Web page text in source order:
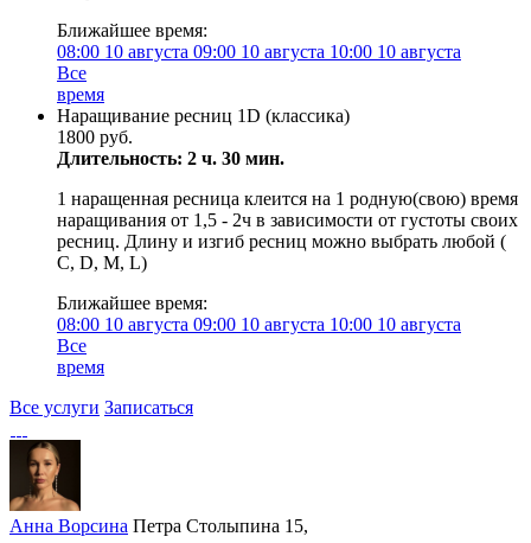
Ближайшее время:
08:00 10 августа 09:00 10 августа 10:00 10 августа
Все
время
Наращивание ресниц 1D (классика)
1800 руб.
Длительность: 2 ч. 30 мин.
1 наращенная ресница клеится на 1 родную(свою) время
наращивания от 1,5 - 2ч в зависимости от густоты своих
ресниц. Длину и изгиб ресниц можно выбрать любой (
C, D, M, L)
Ближайшее время:
08:00 10 августа 09:00 10 августа 10:00 10 августа
Все
время
Все услуги Записаться
Анна Ворсина Петра Столыпина 15,